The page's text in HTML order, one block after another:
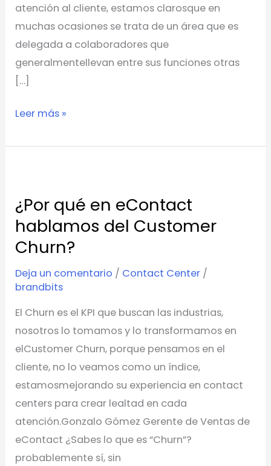
atención al cliente, estamos clarosque en
muchas ocasiones se trata de un área que es
delegada a colaboradores que
generalmentellevan entre sus funciones otras
[…]
Leer más »
¿Por qué en eContact
hablamos del Customer
Churn?
Deja un comentario / Contact Center /
brandbits
El Churn es el KPI que buscan las industrias,
nosotros lo tomamos y lo transformamos en
elCustomer Churn, porque pensamos en el
cliente, no lo veamos como un índice,
estamosmejorando su experiencia en contact
centers para crear lealtad en cada
atención.Gonzalo Gómez Gerente de Ventas de
eContact ¿Sabes lo que es “Churn”?
probablemente sí, sin
en
eContact
hablamos
Customer